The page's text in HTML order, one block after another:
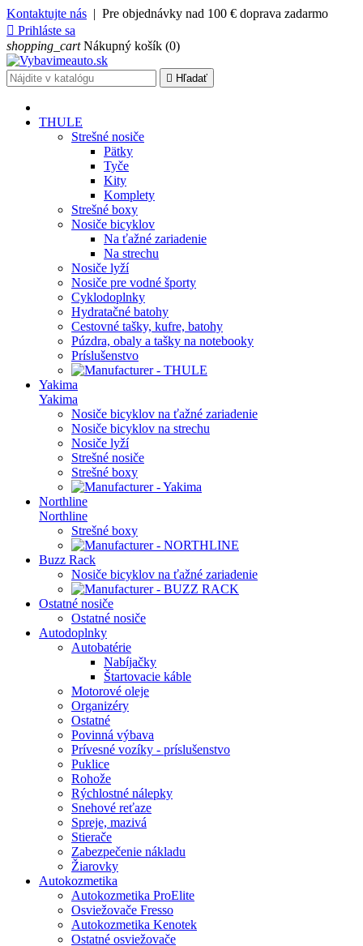
Kontaktujte nás | Pre objednávky nad 100 € doprava zadarmo
 Prihláste sa
shopping_cart Nákupný košík (0)
 Hľadať
THULE
Strešné nosiče
Pätky
Tyče
Kity
Komplety
Strešné boxy
Nosiče bicyklov
Na ťažné zariadenie
Na strechu
Nosiče lyží
Nosiče pre vodné športy
Cyklodoplnky
Hydratačné batohy
Cestovné tašky, kufre, batohy
Púzdra, obaly a tašky na notebooky
Príslušenstvo
Yakima
Yakima
Nosiče bicyklov na ťažné zariadenie
Nosiče bicyklov na strechu
Nosiče lyží
Strešné nosiče
Strešné boxy
Northline
Northline
Strešné boxy
Buzz Rack
Nosiče bicyklov na ťažné zariadenie
Ostatné nosiče
Ostatné nosiče
Autodoplnky
Autobatérie
Nabíjačky
Štartovacie káble
Motorové oleje
Organizéry
Ostatné
Povinná výbava
Prívesné vozíky - príslušenstvo
Puklice
Rohože
Rýchlostné nálepky
Snehové reťaze
Spreje, mazivá
Stierače
Zabezpečenie nákladu
Žiarovky
Autokozmetika
Autokozmetika ProElite
Osviežovače Fresso
Autokozmetika Kenotek
Ostatné osviežovače